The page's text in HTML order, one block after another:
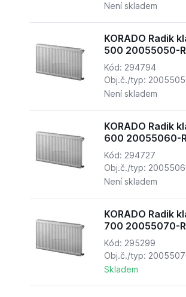
Není skladem
KORADO Radik
500 20055050-
Kód: 294794
Obj.č./typ:
Není skladem
KORADO Radik
600 20055060-
Kód: 294727
Obj.č./typ:
Není skladem
KORADO Radik
700 20055070-
Kód: 295299
Obj.č./typ:
Skladem